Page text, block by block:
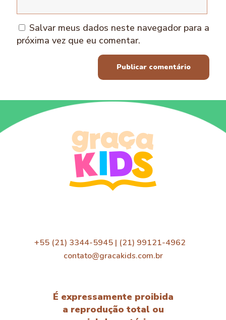
Salvar meus dados neste navegador para a
próxima vez que eu comentar.
+55 (21) 3344-5945 | (21) 99121-4962
contato@gracakids.com.br
É expressamente proibida
a reprodução total ou